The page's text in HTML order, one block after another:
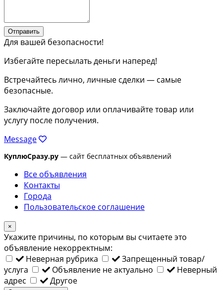
Отправить
Для вашей безопасности!
Избегайте пересылать деньги наперед!
Встречайтесь лично, личные сделки — самые
безопасные.
Заключайте договор или оплачивайте товар или
услугу после получения.
Message
КуплюСразу.ру — сайт бесплатных объявлений
Все объявления
Контакты
Города
Пользовательское соглашение
×
Укажите причины, по которым вы считаете это
объявление некорректным:
Неверная рубрика
Запрещенный товар/
услуга
Объявление не актуально
Неверный
адрес
Другое